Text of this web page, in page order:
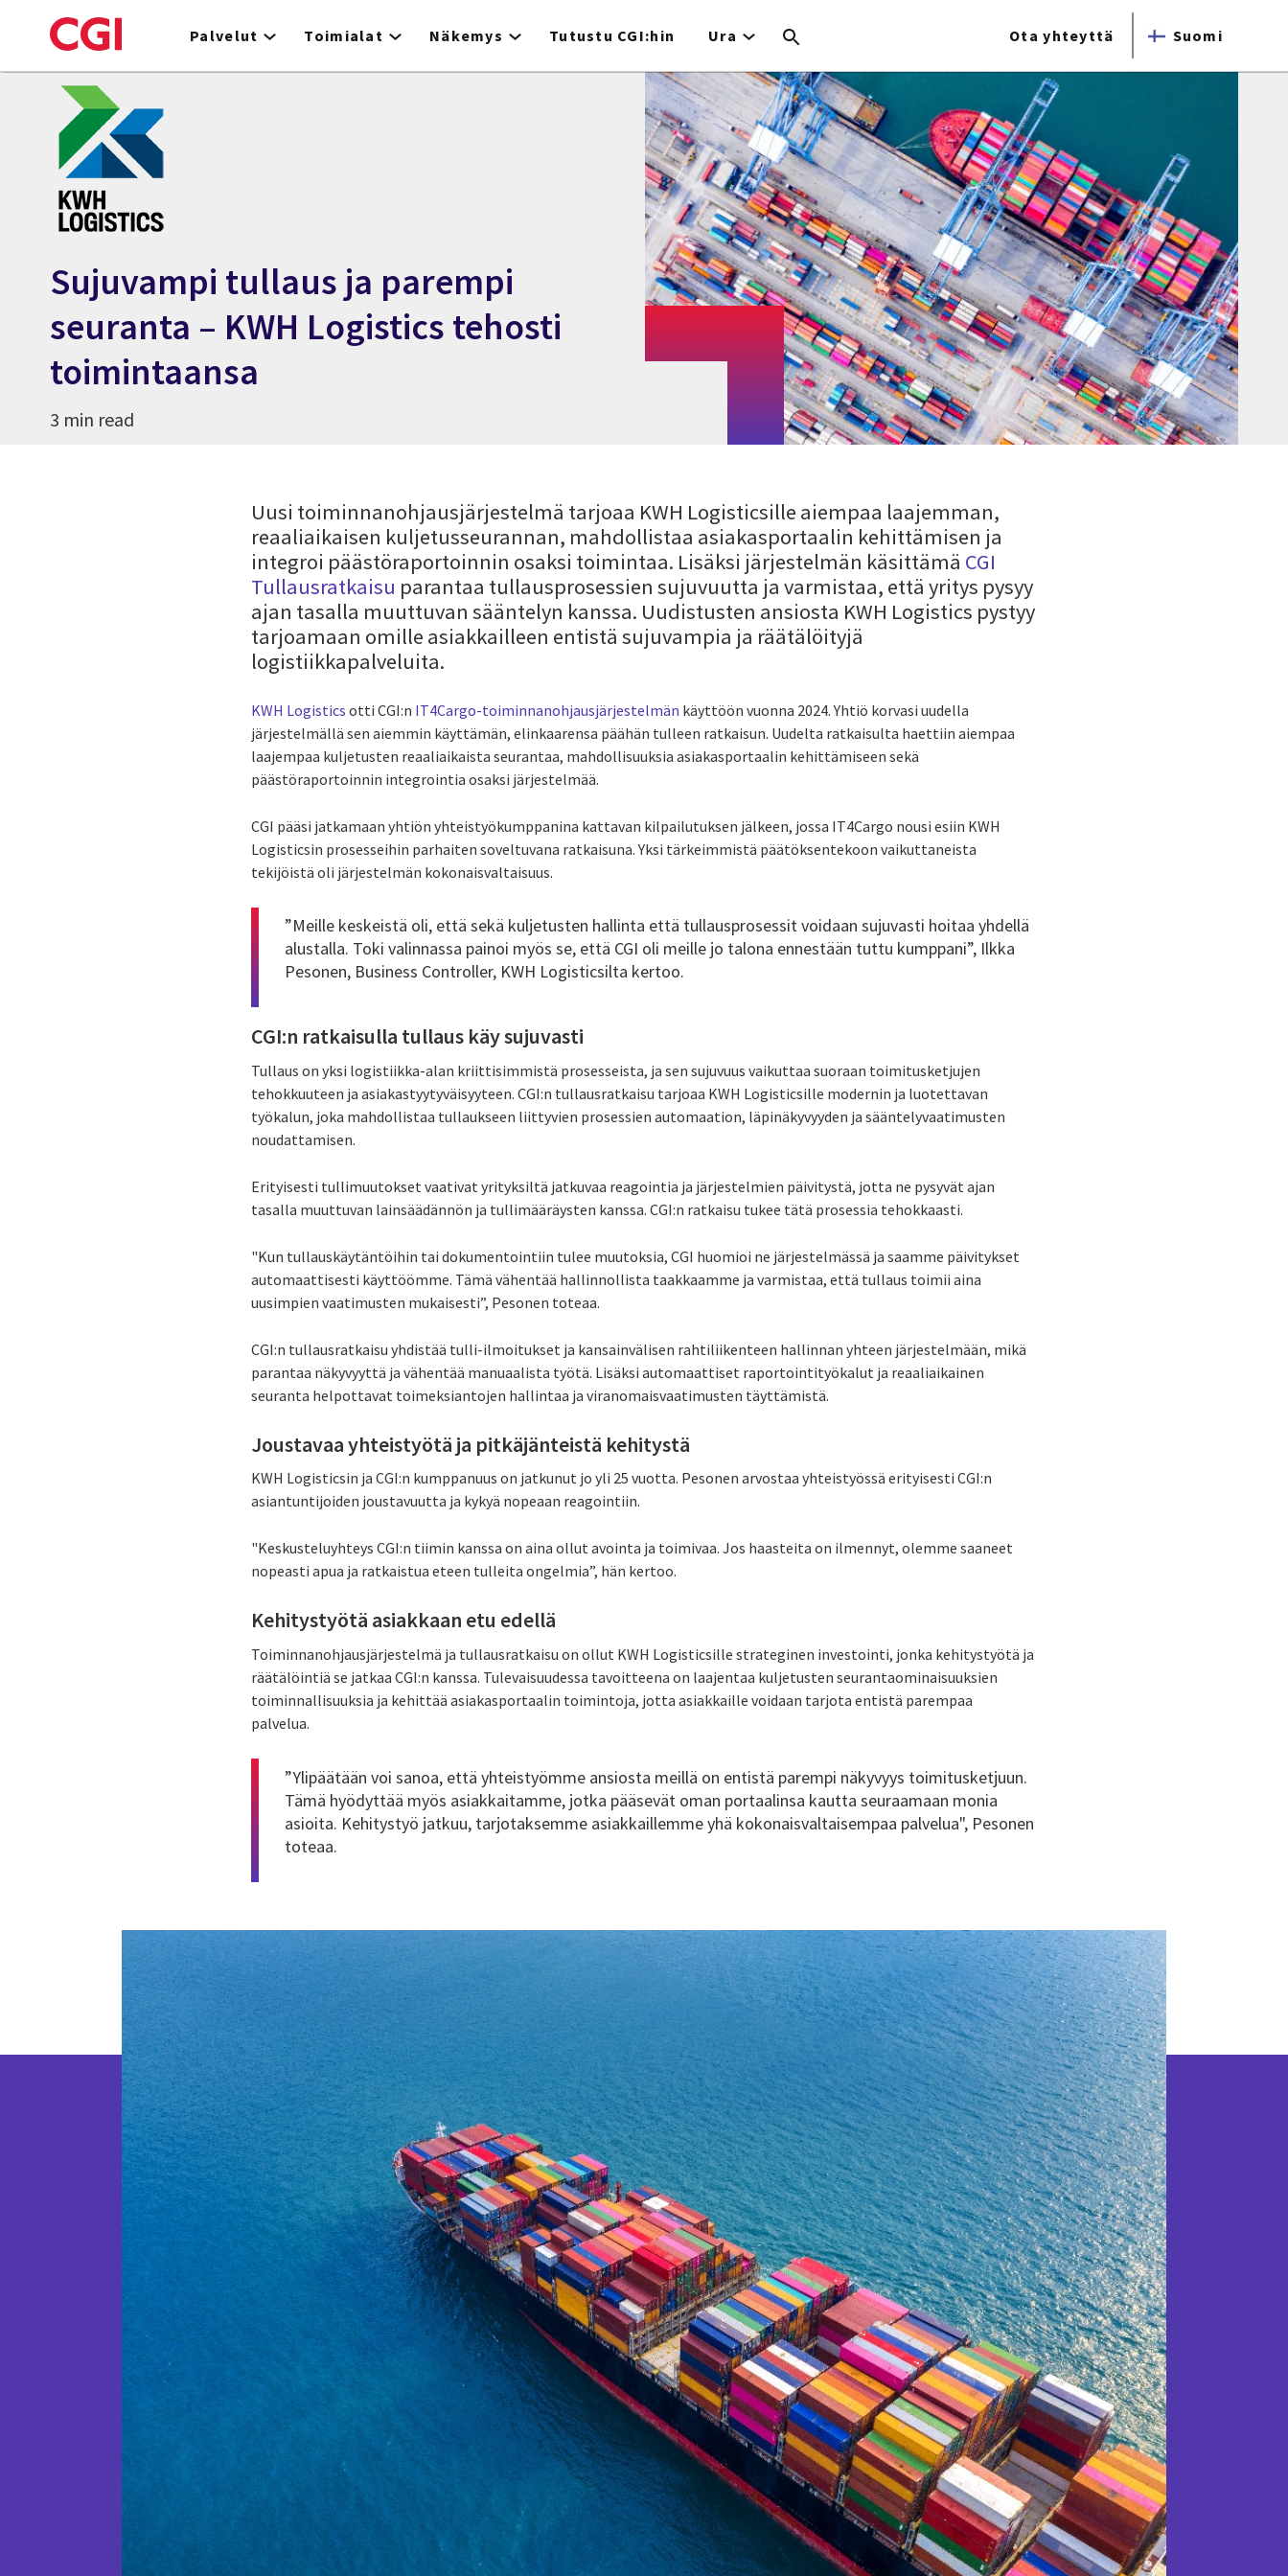
to
content
Palvelut Toimialat Näkemys Tutustu CGI:hin Ura Ota yhteyttä Suomi
Sujuvampi tullaus ja parempi
seuranta – KWH Logistics tehosti
toimintaansa
3 min read
Uusi toiminnanohjausjärjestelmä tarjoaa KWH Logisticsille aiempaa laajemman,
reaaliaikaisen kuljetusseurannan, mahdollistaa asiakasportaalin kehittämisen ja
integroi päästöraportoinnin osaksi toimintaa. Lisäksi järjestelmän käsittämä CGI
Tullausratkaisu parantaa tullausprosessien sujuvuutta ja varmistaa, että yritys pysyy
ajan tasalla muuttuvan sääntelyn kanssa. Uudistusten ansiosta KWH Logistics pystyy
tarjoamaan omille asiakkailleen entistä sujuvampia ja räätälöityjä
logistiikkapalveluita.
KWH Logistics otti CGI:n IT4Cargo-toiminnanohjausjärjestelmän käyttöön vuonna 2024. Yhtiö korvasi uudella
järjestelmällä sen aiemmin käyttämän, elinkaarensa päähän tulleen ratkaisun. Uudelta ratkaisulta haettiin aiempaa
laajempaa kuljetusten reaaliaikaista seurantaa, mahdollisuuksia asiakasportaalin kehittämiseen sekä
päästöraportoinnin integrointia osaksi järjestelmää.
CGI pääsi jatkamaan yhtiön yhteistyökumppanina kattavan kilpailutuksen jälkeen, jossa IT4Cargo nousi esiin KWH
Logisticsin prosesseihin parhaiten soveltuvana ratkaisuna. Yksi tärkeimmistä päätöksentekoon vaikuttaneista
tekijöistä oli järjestelmän kokonaisvaltaisuus.
”Meille keskeistä oli, että sekä kuljetusten hallinta että tullausprosessit voidaan sujuvasti hoitaa yhdellä
alustalla. Toki valinnassa painoi myös se, että CGI oli meille jo talona ennestään tuttu kumppani”, Ilkka
Pesonen, Business Controller, KWH Logisticsilta kertoo.
CGI:n ratkaisulla tullaus käy sujuvasti
Tullaus on yksi logistiikka-alan kriittisimmistä prosesseista, ja sen sujuvuus vaikuttaa suoraan toimitusketjujen
tehokkuuteen ja asiakastyytyväisyyteen. CGI:n tullausratkaisu tarjoaa KWH Logisticsille modernin ja luotettavan
työkalun, joka mahdollistaa tullaukseen liittyvien prosessien automaation, läpinäkyvyyden ja sääntelyvaatimusten
noudattamisen.
Erityisesti tullimuutokset vaativat yrityksiltä jatkuvaa reagointia ja järjestelmien päivitystä, jotta ne pysyvät ajan
tasalla muuttuvan lainsäädännön ja tullimääräysten kanssa. CGI:n ratkaisu tukee tätä prosessia tehokkaasti.
"Kun tullauskäytäntöihin tai dokumentointiin tulee muutoksia, CGI huomioi ne järjestelmässä ja saamme päivitykset
automaattisesti käyttöömme. Tämä vähentää hallinnollista taakkaamme ja varmistaa, että tullaus toimii aina
uusimpien vaatimusten mukaisesti”, Pesonen toteaa.
CGI:n tullausratkaisu yhdistää tulli-ilmoitukset ja kansainvälisen rahtiliikenteen hallinnan yhteen järjestelmään, mikä
parantaa näkyvyyttä ja vähentää manuaalista työtä. Lisäksi automaattiset raportointityökalut ja reaaliaikainen
seuranta helpottavat toimeksiantojen hallintaa ja viranomaisvaatimusten täyttämistä.
Joustavaa yhteistyötä ja pitkäjänteistä kehitystä
KWH Logisticsin ja CGI:n kumppanuus on jatkunut jo yli 25 vuotta. Pesonen arvostaa yhteistyössä erityisesti CGI:n
asiantuntijoiden joustavuutta ja kykyä nopeaan reagointiin.
"Keskusteluyhteys CGI:n tiimin kanssa on aina ollut avointa ja toimivaa. Jos haasteita on ilmennyt, olemme saaneet
nopeasti apua ja ratkaistua eteen tulleita ongelmia”, hän kertoo.
Kehitystyötä asiakkaan etu edellä
Toiminnanohjausjärjestelmä ja tullausratkaisu on ollut KWH Logisticsille strateginen investointi, jonka kehitystyötä ja
räätälöintiä se jatkaa CGI:n kanssa. Tulevaisuudessa tavoitteena on laajentaa kuljetusten seurantaominaisuuksien
toiminnallisuuksia ja kehittää asiakasportaalin toimintoja, jotta asiakkaille voidaan tarjota entistä parempaa
palvelua.
”Ylipäätään voi sanoa, että yhteistyömme ansiosta meillä on entistä parempi näkyvyys toimitusketjuun.
Tämä hyödyttää myös asiakkaitamme, jotka pääsevät oman portaalinsa kautta seuraamaan monia
asioita. Kehitystyö jatkuu, tarjotaksemme asiakkaillemme yhä kokonaisvaltaisempaa palvelua", Pesonen
toteaa.